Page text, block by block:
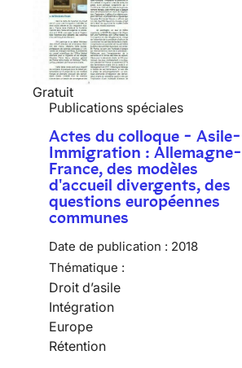
Gratuit
Publications spéciales
Actes du colloque - Asile-
Immigration : Allemagne-
France, des modèles
d'accueil divergents, des
questions européennes
communes
Date de publication : 2018
Thématique :
Droit d’asile
Intégration
Europe
Rétention